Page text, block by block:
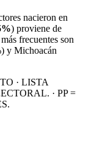
nacieron en
) proviene de
frecuentes son
y Michoacán
· LISTA
· PP =